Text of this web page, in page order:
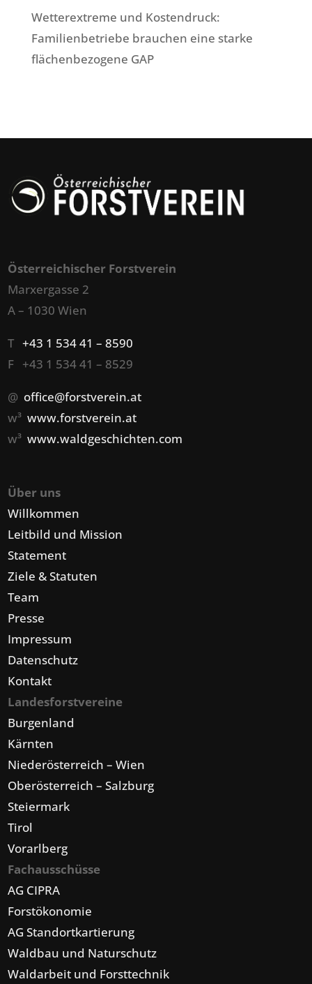
Wetterextreme und Kostendruck:
Familienbetriebe brauchen eine starke
flächenbezogene GAP
Österreichischer Forstverein
Marxergasse 2
A – 1030 Wien
T+43 1 534 41 – 8590
F +43 1 534 41 – 8529
@ office@forstverein.at
w³www.forstverein.at
w³www.waldgeschichten.com
Über uns
Willkommen
Leitbild und Mission
Statement
Ziele & Statuten
Team
Presse
Impressum
Datenschutz
Kontakt
Landesforstvereine
Burgenland
Kärnten
Niederösterreich – Wien
Oberösterreich – Salzburg
Steiermark
Tirol
Vorarlberg
Fachausschüsse
AG CIPRA
Forstökonomie
AG Standortkartierung
Waldbau und Naturschutz
Waldarbeit und Forsttechnik